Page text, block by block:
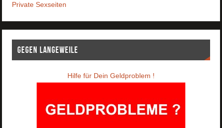
Private Sexseiten
Gegen Langeweile
Hilfe für Dein Geldproblem !